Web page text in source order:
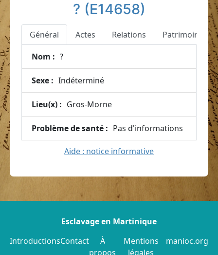
? (E14658)
Général Actes Relations Patrimoine
Nom : ?
Sexe : Indéterminé
Lieu(x) : Gros-Morne
Problème de santé : Pas d'informations
Aide : notice informative
Esclavage en Martinique
IntroductionsContact
À
propos
Mentions
légales
manioc.org